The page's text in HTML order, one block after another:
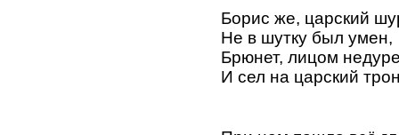
Борис же, царский
Не в шутку был умен,
Брюнет, лицом
И сел на царский